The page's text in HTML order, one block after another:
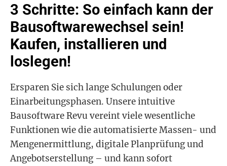
3 Schritte: So einfach kann der
Bausoftwarewechsel sein!
Kaufen, installieren und
loslegen!
Ersparen Sie sich lange Schulungen oder
Einarbeitungsphasen. Unsere intuitive
Bausoftware Revu vereint viele wesentliche
Funktionen wie die automatisierte Massen- und
Mengenermittlung, digitale Planprüfung und
Angebotserstellung – und kann sofort